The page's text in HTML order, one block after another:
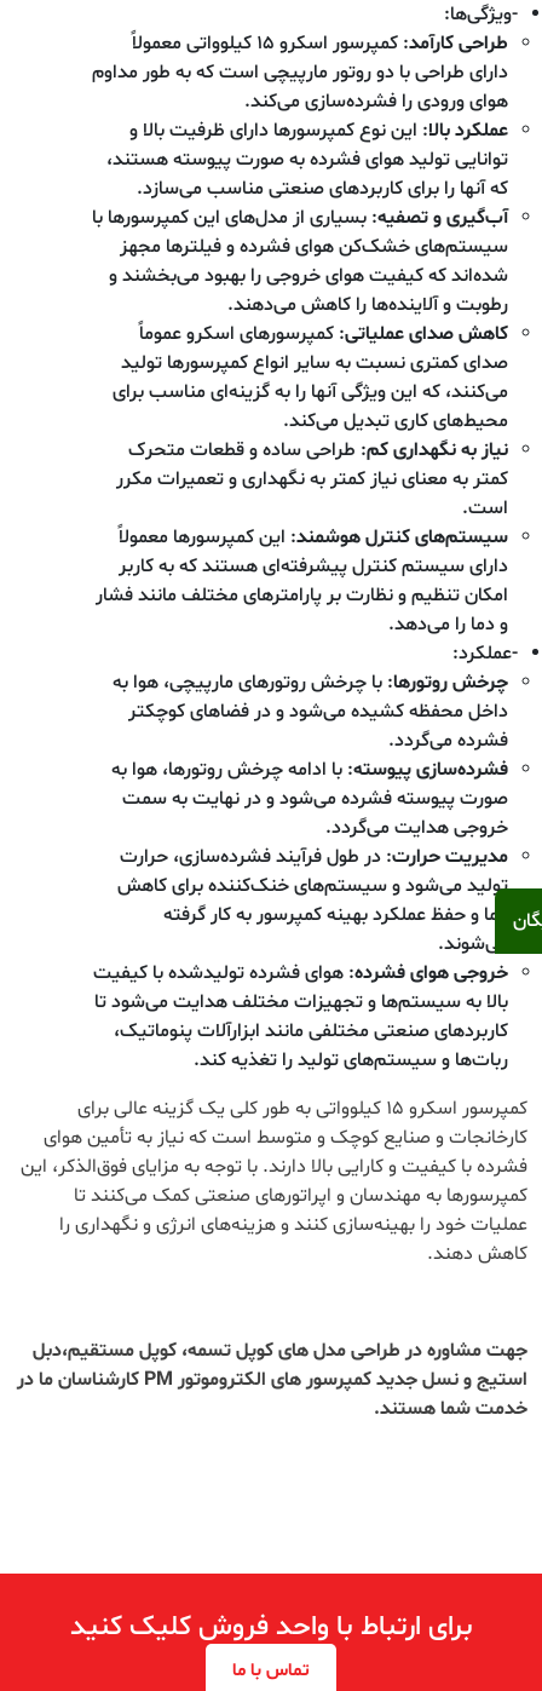
-ویژگی‌ها:
طراحی کارآمد
: کمپرسور اسکرو 15 کیلوواتی معمولاً
دارای طراحی با دو روتور مارپیچی است که به طور مداوم
هوای ورودی را فشرده‌سازی می‌کند.
عملکرد بالا: این نوع کمپرسورها دارای ظرفیت بالا و
توانایی تولید هوای فشرده به صورت پیوسته هستند،
که آنها را برای کاربردهای صنعتی مناسب می‌سازد.
آب‌گیری و تصفیه: بسیاری از مدل‌های این کمپرسورها با
سیستم‌های خشک‌کن هوای فشرده و فیلترها مجهز
شده‌اند که کیفیت هوای خروجی را بهبود می‌بخشند و
رطوبت و آلاینده‌ها را کاهش می‌دهند.
کاهش صدای عملیاتی: کمپرسورهای اسکرو عموماً
صدای کمتری نسبت به سایر انواع کمپرسورها تولید
می‌کنند، که این ویژگی آنها را به گزینه‌ای مناسب برای
محیط‌های کاری تبدیل می‌کند.
نیاز به نگهداری کم: طراحی ساده و قطعات متحرک
کمتر به معنای نیاز کمتر به نگهداری و تعمیرات مکرر
است.
سیستم‌های کنترل هوشمند: این کمپرسورها معمولاً
دارای سیستم کنترل پیشرفته‌ای هستند که به کاربر
امکان تنظیم و نظارت بر پارامترهای مختلف مانند فشار
و دما را می‌دهد.
-عملکرد:
چرخش روتورها: با چرخش روتورهای مارپیچی، هوا به
داخل محفظه کشیده می‌شود و در فضاهای کوچکتر
فشرده می‌گردد.
فشرده‌سازی پیوسته: با ادامه چرخش روتورها، هوا به
صورت پیوسته فشرده می‌شود و در نهایت به سمت
خروجی هدایت می‌گردد.
مدیریت حرارت: در طول فرآیند فشرده‌سازی، حرارت
تولید می‌شود و سیستم‌های خنک‌کننده برای کاهش
دما و حفظ عملکرد بهینه کمپرسور به کار گرفته
می‌شوند.
خروجی هوای فشرده: هوای فشرده تولیدشده با کیفیت
بالا به سیستم‌ها و تجهیزات مختلف هدایت می‌شود تا
کاربردهای صنعتی مختلفی مانند ابزارآلات پنوماتیک،
ربات‌ها و سیستم‌های تولید را تغذیه کند.
کمپرسور اسکرو 15 کیلوواتی به طور کلی یک گزینه عالی برای
کارخانجات و صنایع کوچک و متوسط است که نیاز به تأمین هوای
فشرده با کیفیت و کارایی بالا دارند. با توجه به مزایای فوق‌الذکر، این
کمپرسورها به مهندسان و اپراتورهای صنعتی کمک می‌کنند تا
عملیات خود را بهینه‌سازی کنند و هزینه‌های انرژی و نگهداری را
کاهش دهند.
جهت مشاوره در طراحی مدل های کوپل تسمه، کوپل مستقیم،دبل
استیج و نسل جدید کمپرسور های الکتروموتور PM کارشناسان ما در
خدمت شما هستند.
برای ارتباط با واحد فروش کلیک کنید
تماس با ما